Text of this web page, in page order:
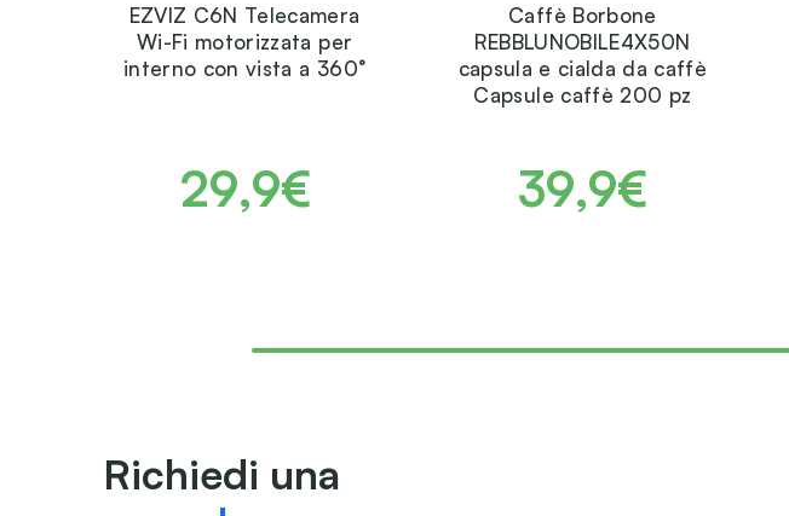
EZVIZ C6N Telecamera
Wi-Fi motorizzata per
interno con vista a 360°
29,9€
Caffè Borbone
REBBLUNOBILE4X50N
capsula e cialda da caffè
Capsule caffè 200 pz
39,9€
Richiedi una